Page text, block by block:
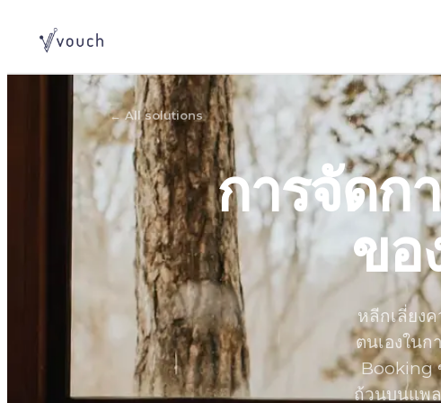
←All solutions
การจัดก
ขอ
หลีกเลี่ยง
ตนเองในก
Booking
ถ้วนบนแพ